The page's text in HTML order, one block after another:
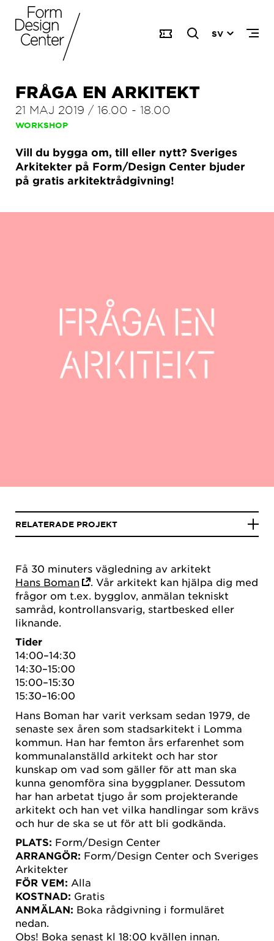
SV
FRÅGA EN ARKITEKT
21 MAJ 2019 / 16.00 - 18.00
WORKSHOP
Vill du bygga om, till eller nytt? Sveriges
Arkitekter på Form/Design Center bjuder
på gratis arkitektrådgivning!
Få 30 minuters vägledning av arkitekt
Hans Boman
. Vår arkitekt kan hjälpa dig med
frågor om t.ex. bygglov, anmälan tekniskt
samråd, kontrollansvarig, startbesked eller
liknande.
Tider
14:00–14:30
14:30–15:00
15:00–15:30
15:30–16:00
Hans Boman har varit verksam sedan 1979, de
senaste sex åren som stadsarkitekt i Lomma
kommun. Han har femton års erfarenhet som
kommunalanställd arkitekt och har stor
kunskap om vad som gäller för att man ska
kunna genomföra sina byggplaner. Dessutom
har han arbetat tjugo år som projekterande
arkitekt och han vet vilka handlingar som krävs
och hur de ska se ut för att bli godkända.
PLATS: Form/Design Center
ARRANGÖR: Form/Design Center och Sveriges
Arkitekter
FÖR VEM: Alla
KOSTNAD: Gratis
ANMÄLAN: Boka rådgivning i formuläret
nedan.
Obs! Boka senast kl 18:00 kvällen innan.
RELATERADE PROJEKT